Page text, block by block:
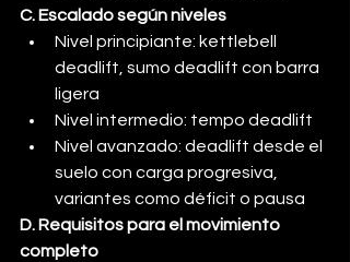
C. Escalado según niveles
Nivel principiante: kettlebell
deadlift, sumo deadlift con barra
ligera
Nivel intermedio: tempo deadlift
Nivel avanzado: deadlift desde el
suelo con carga progresiva,
variantes como déficit o pausa
D. Requisitos para el movimiento
completo